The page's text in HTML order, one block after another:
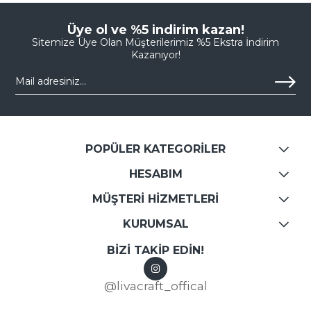
Üye ol ve %5 indirim kazan!
Sitemize Üye Olan Müşterilerimiz %5 Ekstra İndirim
Kazanıyor!
POPÜLER KATEGORİLER
HESABIM
MÜŞTERİ HİZMETLERİ
KURUMSAL
BİZİ TAKİP EDİN!
@livacraft_offical